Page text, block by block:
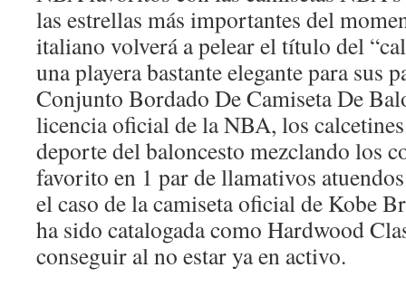
las estrellas más importantes del
italiano volverá a pelear el título del
una playera bastante elegante para sus
Conjunto Bordado De Camiseta De
licencia oficial de la NBA, los
deporte del baloncesto mezclando los
favorito en 1 par de llamativos
el caso de la camiseta oficial de Kobe
ha sido catalogada como Hardwood
conseguir al no estar ya en activo.